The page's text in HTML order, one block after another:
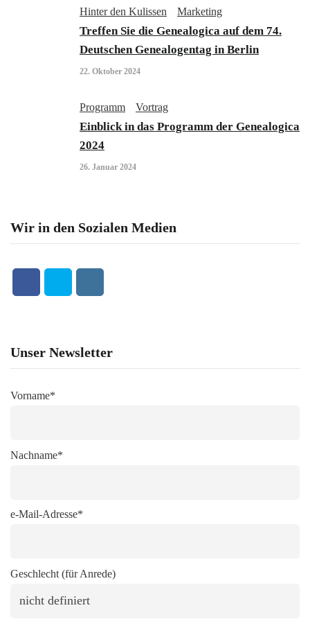
Hinter den Kulissen Marketing
Treffen Sie die Genealogica auf dem 74.
Deutschen Genealogentag in Berlin
22. Oktober 2024
Programm Vortrag
Einblick in das Programm der Genealogica
2024
26. Januar 2024
Wir in den Sozialen Medien
Unser Newsletter
Vorname*
Nachname*
e-Mail-Adresse*
Geschlecht (für Anrede)